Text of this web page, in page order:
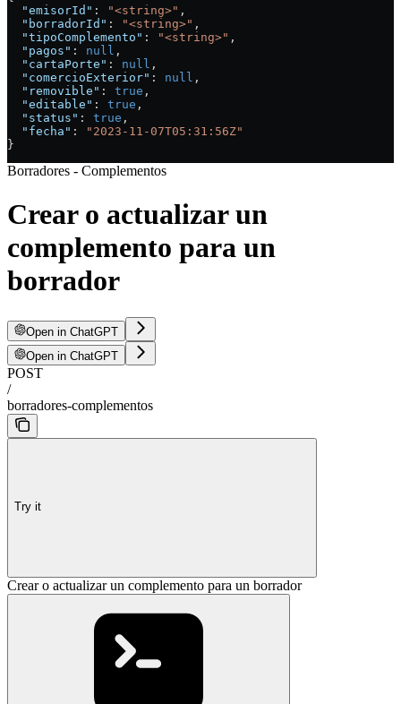
  "emisorId"
: "<string>" ,
  "borradorId"
: "<string>" ,
  "tipoComplemento"
: "<string>" ,
  "pagos"
: null ,
  "cartaPorte"
: null ,
  "comercioExterior"
: null ,
  "removible"
: true ,
  "editable"
: true ,
  "status"
: true ,
  "fecha"
:
"2023-11-07T05:31:56Z"
}
Borradores - Complementos
Crear o actualizar un
complemento para un
borrador
Open in ChatGPT
Open in ChatGPT
POST
/
borradores-complementos
Try it
Crear o actualizar un complemento para un borrador